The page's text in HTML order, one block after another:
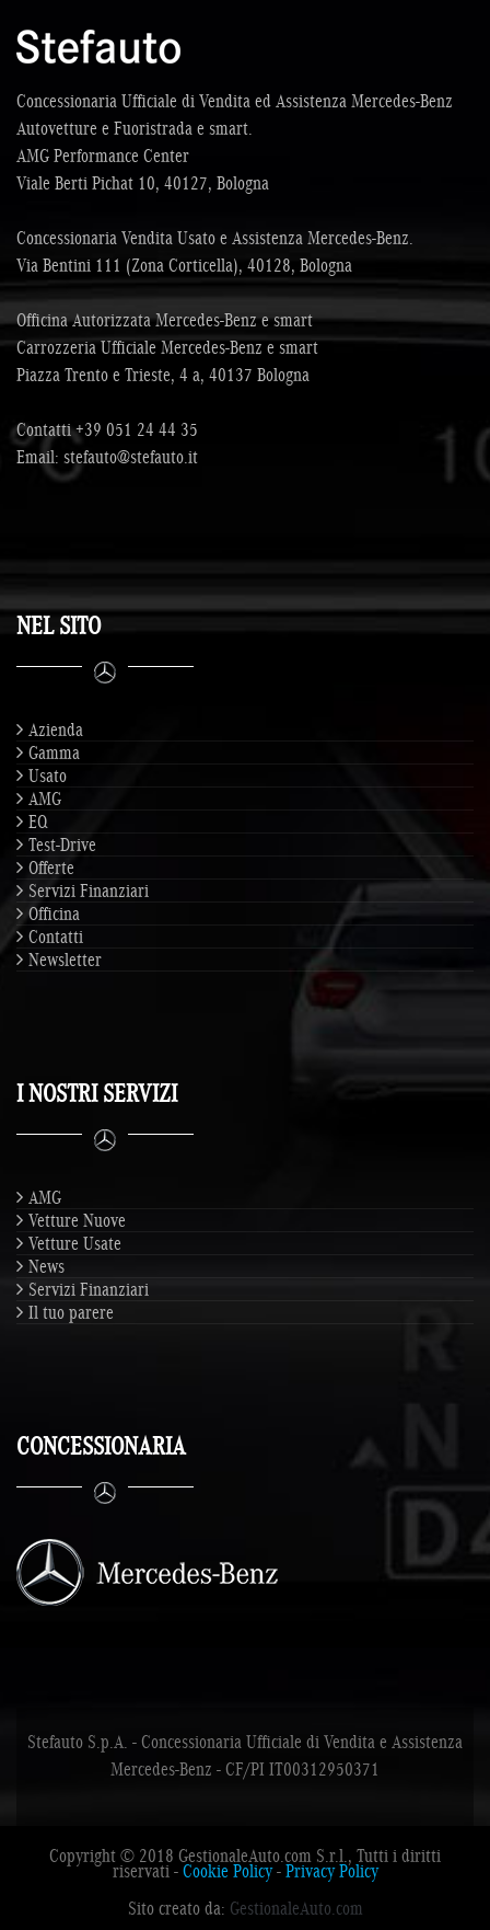
Concessionaria Ufficiale di Vendita ed Assistenza Mercedes-Benz
Autovetture e Fuoristrada e smart.
AMG Performance Center
Viale Berti Pichat 10, 40127, Bologna
Concessionaria Vendita Usato e Assistenza Mercedes-Benz.
Via Bentini 111 (Zona Corticella), 40128, Bologna
Officina Autorizzata Mercedes-Benz e smart
Carrozzeria Ufficiale Mercedes-Benz e smart
Piazza Trento e Trieste, 4 a, 40137 Bologna
Contatti+39 051 24 44 35
Email: stefauto@stefauto.it
NEL SITO
Azienda
Gamma
Usato
AMG
EQ
Test-Drive
Offerte
Servizi Finanziari
Officina
Contatti
Newsletter
I NOSTRI SERVIZI
AMG
Vetture Nuove
Vetture Usate
News
Servizi Finanziari
Il tuo parere
CONCESSIONARIA
Stefauto S.p.A. - Concessionaria Ufficiale di Vendita e Assistenza
Mercedes-Benz - CF/PI IT00312950371
Copyright © 2018 GestionaleAuto.com S.r.l., Tutti i diritti
riservati -Cookie Policy-Privacy Policy
Sito creato da: GestionaleAuto.com